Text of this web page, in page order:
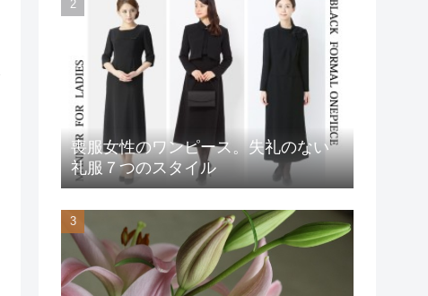
喪服女性のワンピース。失礼のない
礼服７つのスタイル